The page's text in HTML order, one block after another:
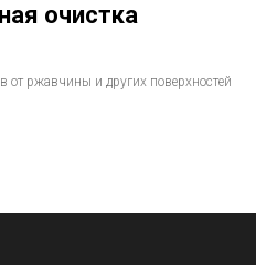
очистка
от ржавчины и других поверхностей